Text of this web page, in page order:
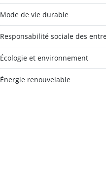
Mode de vie durable
Responsabilité sociale des
Écologie et environnement
Énergie renouvelable